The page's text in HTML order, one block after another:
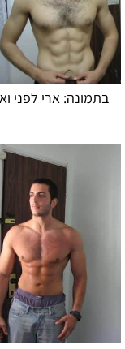
בתמונה: ארי לפני